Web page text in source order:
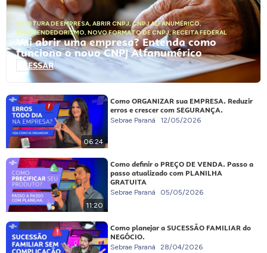
ABERTURA DE EMPRESA, ABRIR CNPJ,CNPJ ALFANUMÉRICO,
EMPREENDEDORISMO, NOVO FORMATO DE CNPJ,RECEITA FEDERAL
Vai abrir uma empresa? Entenda como
funciona o novo CNPJ Alfanumérico
ACESSAR
06:24
Como ORGANIZAR sua EMPRESA. Reduzir
erros e crescer com SEGURANÇA.
Sebrae Paraná 12/05/2026
11:20
Como definir o PREÇO DE VENDA. Passo a
passo atualizado com PLANILHA
GRATUITA
Sebrae Paraná 05/05/2026
Como planejar a SUCESSÃO FAMILIAR do
NEGÓCIO.
Sebrae Paraná 28/04/2026